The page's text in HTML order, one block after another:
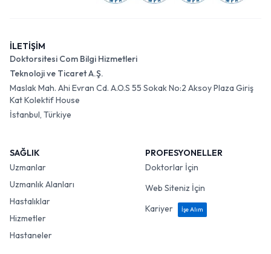
İLETİŞİM
Doktorsitesi Com Bilgi Hizmetleri
Teknoloji ve Ticaret A.Ş.
Maslak Mah. Ahi Evran Cd. A.O.S 55 Sokak No:2 Aksoy Plaza Giriş
Kat Kolektif House
İstanbul, Türkiye
SAĞLIK
Uzmanlar
Uzmanlık Alanları
Hastalıklar
Hizmetler
Hastaneler
PROFESYONELLER
Doktorlar İçin
Web Siteniz İçin
Kariyer
İşe Alım